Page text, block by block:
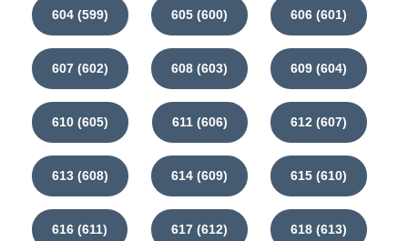
604 (599) 605 (600) 606 (601)
607 (602) 608 (603) 609 (604)
610 (605) 611 (606) 612 (607)
613 (608) 614 (609) 615 (610)
616 (611) 617 (612) 618 (613)